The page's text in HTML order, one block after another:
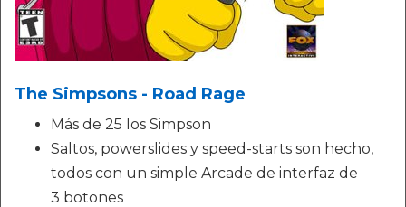
The Simpsons - Road Rage
Más de 25 los Simpson
Saltos, powerslides y speed-starts son hecho,
todos con un simple Arcade de interfaz de
3 botones